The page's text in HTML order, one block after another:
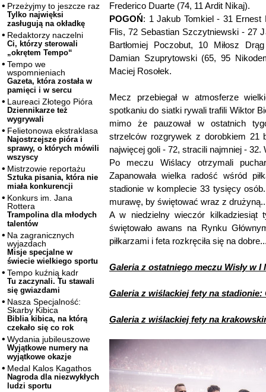
Przeżyjmy to jeszcze raz
Tylko najwięksi
zasługują na okładkę
Redaktorzy naczelni
Ci, którzy sterowali
„okrętem Tempo“
Tempo we
wspomnieniach
Gazeta, która została w
pamięci i w sercu
Laureaci Złotego Pióra
Dziennikarze też
wygrywali
Felietonowa ekstraklasa
Najostrzejsze pióra i
sprawy, o których mówili
wszyscy
Mistrzowie reportażu
Sztuka pisania, która nie
miała konkurencji
Konkurs im. Jana
Rottera
Trampolina dla młodych
talentów
Na zagranicznych
wyjazdach
Misje specjalne w
świecie wielkiego sportu
Tempo kuźnią kadr
Tu zaczynali. Tu stawali
się gwiazdami
Nasza Specjalność:
Skarby Kibica
Biblia kibica, na którą
czekało się co rok
Wydania jubileuszowe
Wyjątkowe numery na
wyjątkowe okazje
Medal Kalos Kagathos
Nagroda dla niezwykłych
ludzi sportu
Frederico Duarte (74, 11 Ardit Nikaj).
POGOŃ: 1 Jakub Tomkiel - 31 Ernest
Flis, 72 Sebastian Szczytniewski - 27
Bartłomiej Poczobut, 10 Miłosz
Damian Szuprytowski (65, 95
Maciej Rosołek.
Mecz przebiegał w atmosferze
spotkaniu do siatki rywali trafili Wiktor
mimo że pauzował w ostatnich
strzelców rozgrywek z dorobkiem 21
najwięcej goli - 72, stracili najmniej -
Po meczu Wiślacy otrzymali
Zapanowała wielka radość wśród
stadionie w komplecie 33 tysięcy
murawę, by świętować wraz z
A w niedzielny wieczór kilkadziesiąt
świętowało awans na Rynku
piłkarzami i feta rozkręciła się na
Galeria z ostatniego meczu Wisły w I
Galeria z wiślackiej fety na stadionie:
Galeria z wiślackiej fety na